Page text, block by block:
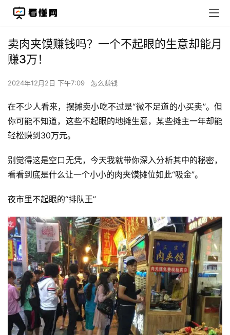
卖肉夹馍赚钱吗？一个不起眼的生意却能月
赚3万！
2024年12月2日 下午7:09 怎么赚钱
在不少人看来，摆摊卖小吃不过是“微不足道的小买卖”。但
你可能不知道，这些不起眼的地摊生意，某些摊主一年却能
轻松赚到30万元。
别觉得这是空口无凭，今天我就带你深入分析其中的秘密，
看看到底是什么让一个小小的肉夹馍摊位如此“吸金”。
夜市里不起眼的“排队王”